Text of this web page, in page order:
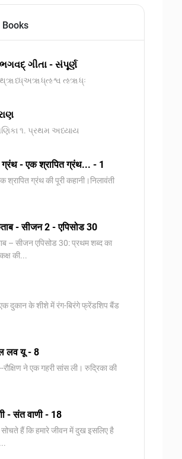
Books
ગીતા - સંપૂર્ણ
થ્ૠધ્ધ્અૠધ્ઌશ્વ ઌૠધ્ઃ
૧. પ્રથમ અધ્યાય
ग्रंथ - एक श्रापित ग्रंथ... - 1
श्रापित ग्रंथ की पूरी कहानी।निलावंती
- सीजन 2 - एपिसोड 30
– सीजन एपिसोड 30: प्रथम शब्द का
की...
एक दुकान के शीशे में रंग-बिरंगे फ्रेंडशिप बैंड
लव यू - 8
ने एक गहरी सांस ली। रुद्रिका की
- संत वाणी - 18
हैं कि हमारे जीवन में दुख इसलिए है